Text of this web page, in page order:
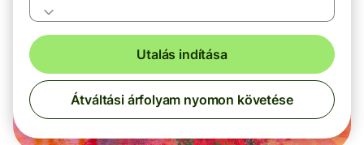
Utalás indítása
Átváltási árfolyam nyomon követése